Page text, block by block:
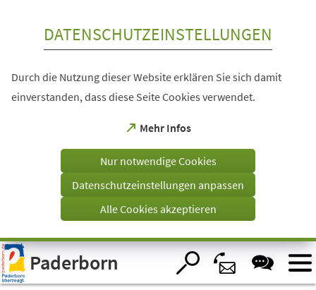
Visuelle
Assistenzsoftware
öffnen.
DATENSCHUTZEINSTELLUNGEN
Durch die Nutzung dieser Website erklären Sie sich damit
einverstanden, dass diese Seite Cookies verwendet.
Mehr Infos
(Öffnet
einem
Tab)
Nur notwendige Cookies
Datenschutzeinstellungen anpassen
Alle Cookies akzeptieren
Paderborn